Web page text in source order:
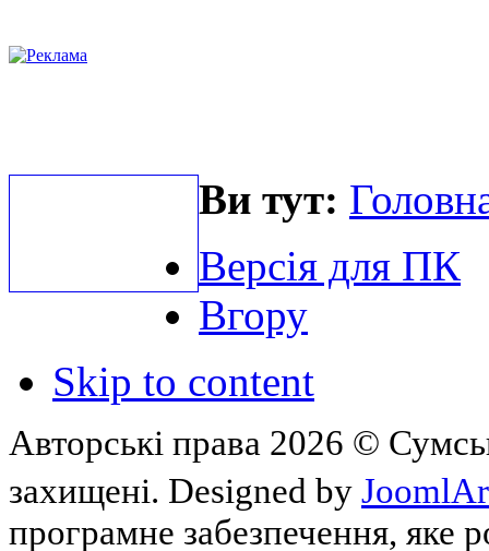
Ви тут:
Версія для ПК
Вгору
Skip to content
Авторські права 2026 ©
захищені. Designed by
програмне забезпечення, яке